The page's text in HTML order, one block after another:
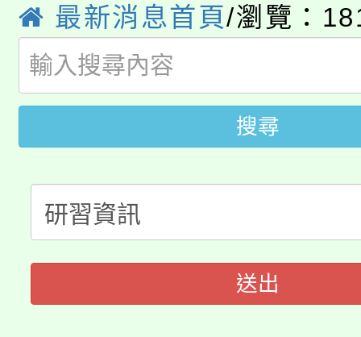
系所師生報名參加。
學籍身 分審查程序及
版
淨零綠領人才培育課程
公告本校115學年度第
代理(課)教師甄選結果(
「2026金融保險知識
車」活動
桃園市115學年度學生
生本土語及新住民語歌
公告本校115學年度第
代理(課)教師甄選結果(
公告本校115學年度第
代理(課)教師甄選結果(
轉知中國文化大學推廣
《TA101》溝通分析基
最新消息首頁/瀏覽：
搜尋
送出